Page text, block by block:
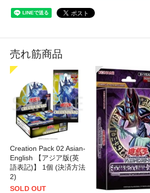
売れ筋商品
Creation Pack 02 Asian-
English 【アジア版(英
語表記)】 1個 (決済方法
2)
SOLD OUT